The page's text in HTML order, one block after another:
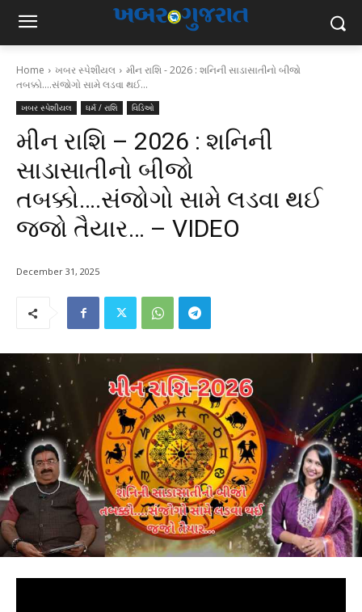
Home ખબર સ્પેશીયલ
મીન રાશિ - 2026 : શનિની સાડાસાતીનો બીજો
તબક્કો....સંજોગો સામે લડવા થઈ...
ખબર સ્પેશીયલ ધર્મ / રાશિ વિડિઓ
મીન રાશિ – 2026 : શનિની
સાડાસાતીનો બીજો
તબક્કો….સંજોગો સામે લડવા થઈ
જજો તૈયાર… – VIDEO
December 31, 2025